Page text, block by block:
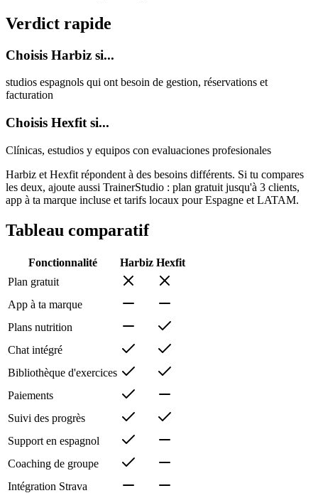
Verdict rapide
Choisis Harbiz si...
studios espagnols qui ont besoin de gestion, réservations et
facturation
Choisis Hexfit si...
Clínicas, estudios y equipos con evaluaciones profesionales
Harbiz et Hexfit répondent à des besoins différents. Si tu compares
les deux, ajoute aussi TrainerStudio : plan gratuit jusqu'à 3 clients,
app à ta marque incluse et tarifs locaux pour Espagne et LATAM.
Tableau comparatif
Fonctionnalité Harbiz Hexfit
Plan gratuit
App à ta marque
Plans nutrition
Chat intégré
Bibliothèque d'exercices
Paiements
Suivi des progrès
Support en espagnol
Coaching de groupe
Intégration Strava